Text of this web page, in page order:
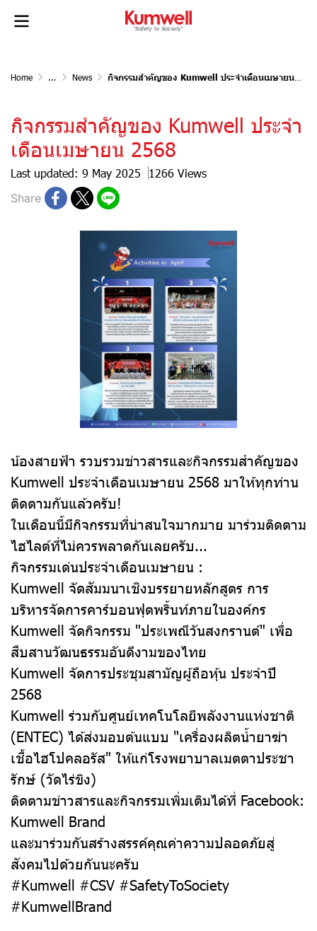
Home ... News กิจกรรมสำคัญของ Kumwell ประจำเดือนเมษายน 2568
กิจกรรมสำคัญของ Kumwell ประจำ
เดือนเมษายน 2568
Last updated: 9 May 2025 1266 Views
Share
น้องสายฟ้า รวบรวมข่าวสารและกิจกรรมสำคัญของ
Kumwell ประจำเดือนเมษายน 2568 มาให้ทุกท่าน
ติดตามกันแล้วครับ!
ในเดือนนี้มีกิจกรรมที่น่าสนใจมากมาย มาร่วมติดตาม
ไฮไลต์ที่ไม่ควรพลาดกันเลยครับ...
กิจกรรมเด่นประจำเดือนเมษายน :
Kumwell จัดสัมมนาเชิงบรรยายหลักสูตร การ
บริหารจัดการคาร์บอนฟุตพริ้นท์ภายในองค์กร
Kumwell จัดกิจกรรม "ประเพณีวันสงกรานต์" เพื่อ
สืบสานวัฒนธรรมอันดีงามของไทย
Kumwell จัดการประชุมสามัญผู้ถือหุ้น ประจำปี
2568
Kumwell ร่วมกับศูนย์เทคโนโลยีพลังงานแห่งชาติ
(ENTEC) ได้ส่งมอบต้นแบบ "เครื่องผลิตน้ำยาฆ่า
เชื้อไฮโปคลอรัส" ให้แก่โรงพยาบาลเมตตาประชา
รักษ์ (วัดไร่ขิง)
ติดตามข่าวสารและกิจกรรมเพิ่มเติมได้ที่ Facebook:
Kumwell Brand
และมาร่วมกันสร้างสรรค์คุณค่าความปลอดภัยสู่
สังคมไปด้วยกันนะครับ
#Kumwell #CSV #SafetyToSociety
#KumwellBrand